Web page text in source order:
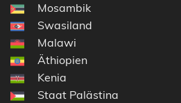
Mosambik
Swasiland
Malawi
Äthiopien
Kenia
Staat Palästina